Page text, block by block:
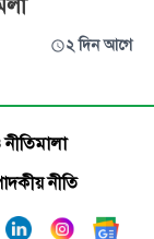
২ দিন আগে
নীতি